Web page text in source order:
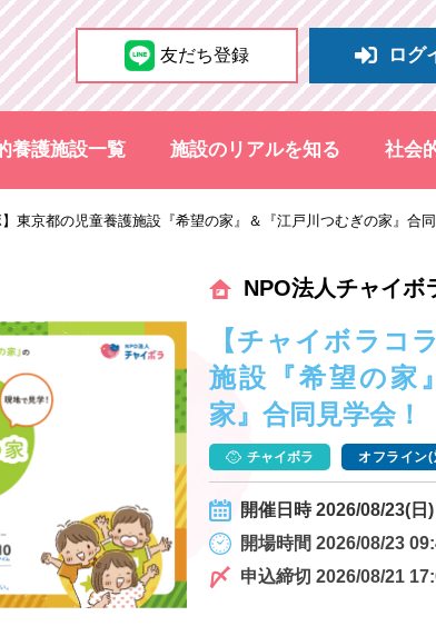
友だち登録 ログ
養護施設一覧 施設のリアルを知る 社会
】東京都の児童養護施設『希望の家』＆『江戸川つむぎの家』合
NPO法人チャイボ
【チャイボラコ
施設『希望の家
家』合同見学会！
チャイボラ オフライン
開催日時 2026/08/23(日
開場時間 2026/08/23
申込締切 2026/08/21